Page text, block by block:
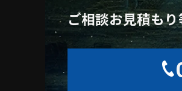
ご相談お見積も